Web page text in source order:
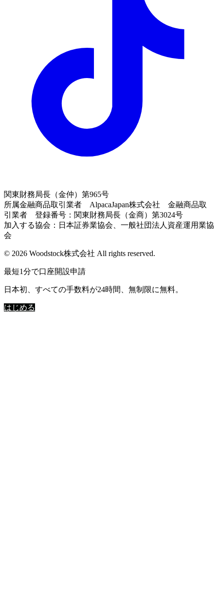
関東財務局長（金仲）第965号
所属金融商品取引業者 AlpacaJapan株式会社 金融商品取
引業者 登録番号：関東財務局長（金商）第3024号
加入する協会：日本証券業協会、一般社団法人資産運用業協
会
© 2026 Woodstock株式会社 All rights reserved.
最短1分で口座開設申請
日本初、すべての手数料が24時間、無制限に無料。
はじめる